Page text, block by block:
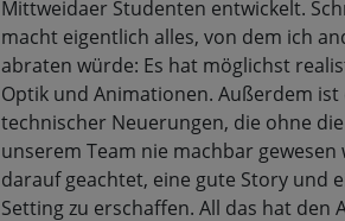
Mittweidaer Studenten entwickelt.
macht eigentlich alles, von dem ich
abraten würde: Es hat möglichst
Optik und Animationen. Außerdem
technischer Neuerungen, die ohne
unserem Team nie machbar
darauf geachtet, eine gute Story und
Setting zu erschaffen. All das hat